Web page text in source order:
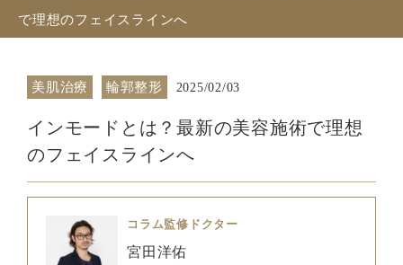
で理想のフェイスラインへ
美肌治療 輪郭整形 2025/02/03
インモードとは？最新の美容施術で理想
のフェイスラインへ
コラム監修ドクター
宮田洋佑